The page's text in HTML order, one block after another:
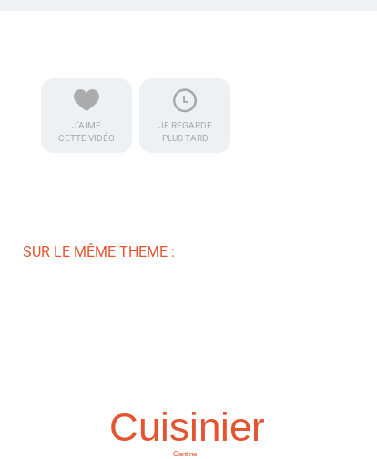
J'AIME
CETTE VIDÉO
JE REGARDE
PLUS TARD
SUR LE MÊME THEME :
Cuisinier
Cantine